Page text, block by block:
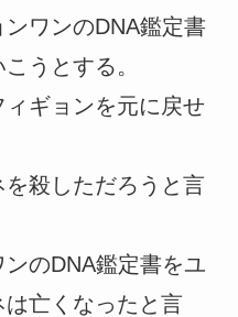
ワンのDNA鑑定書
うとする。
ギョンを元に戻せ
殺しただろうと言
のDNA鑑定書をユ
亡くなったと言